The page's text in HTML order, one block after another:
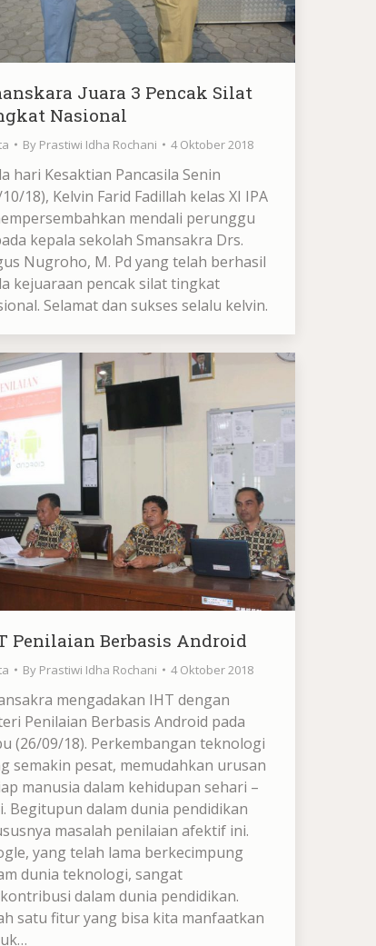
Juara 3 Pencak Silat
Nasional
By Prastiwi Idha Rochani 4 Oktober 2018
hari Kesaktian Pancasila Senin
18), Kelvin Farid Fadillah kelas XI IPA
mendali perunggu
kepala sekolah Smansakra Drs.
Nugroho, M. Pd yang telah berhasil
kejuaraan pencak silat tingkat
Selamat dan sukses selalu kelvin.
Penilaian Berbasis Android
By Prastiwi Idha Rochani 4 Oktober 2018
mengadakan IHT dengan
Penilaian Berbasis Android pada
(26/09/18). Perkembangan teknologi
semakin pesat, memudahkan urusan
manusia dalam kehidupan sehari –
Begitupun dalam dunia pendidikan
masalah penilaian afektif ini.
yang telah lama berkecimpung
dunia teknologi, sangat
dalam dunia pendidikan.
satu fitur yang bisa kita manfaatkan